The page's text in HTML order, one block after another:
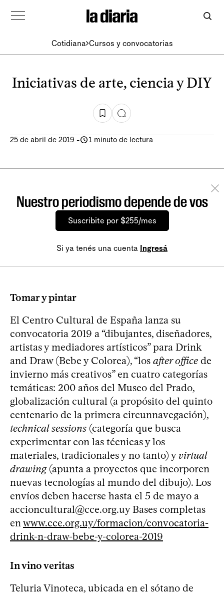
Cotidiana Cursos y convocatorias
Iniciativas de arte, ciencia y DIY
25 de abril de 2019 - 1 minuto de lectura
Nuestro periodismo depende de vos
Suscribite por $255/mes
Si ya tenés una cuenta Ingresá
Tomar y pintar
El Centro Cultural de España lanza su
convocatoria 2019 a “dibujantes, diseñadores,
artistas y mediadores artísticos” para Drink
and Draw (Bebe y Colorea), “los after office de
invierno más creativos” en cuatro categorías
temáticas: 200 años del Museo del Prado,
globalización cultural (a propósito del quinto
centenario de la primera circunnavegación),
technical sessions (categoría que busca
experimentar con las técnicas y los
materiales, tradicionales y no tanto) yvirtual
drawing(apunta a proyectos que incorporen
nuevas tecnologías al mundo del dibujo). Los
envíos deben hacerse hasta el 5 de mayo a
accioncultural@cce.org.uyBases completas
enwww.cce.org.uy/formacion/convocatoria-
drink-n-draw-bebe-y-colorea-2019
In vino veritas
Teluria Vinoteca, ubicada en el sótano de